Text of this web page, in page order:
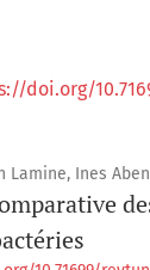
doi.org/
Lamine, Ines